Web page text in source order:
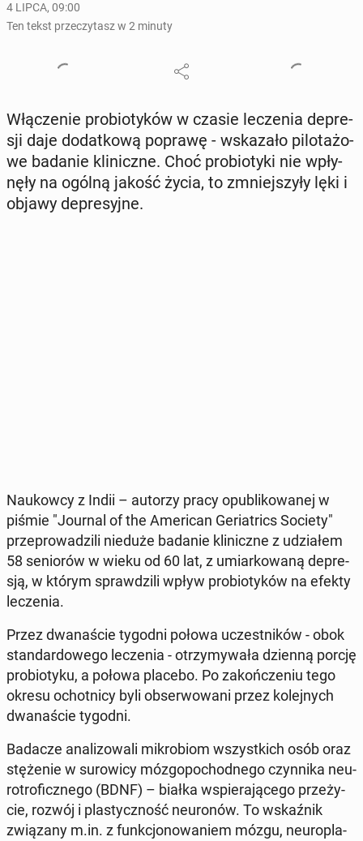
4 LIPCA, 09:00
Ten tekst przeczytasz w 2 minuty
Włą­cze­nie pro­bio­ty­ków w czasie le­cze­nia de­pre­
sji daje do­dat­ko­wą poprawę - wska­za­ło pi­lo­ta­żo­
we badanie kli­nicz­ne. Choć pro­bio­ty­ki nie wpły­
nę­ły na ogólną jakość życia, to zmniej­szy­ły lęki i
objawy de­pre­syj­ne.
Na­ukow­cy z Indii – autorzy pracy opu­bli­ko­wa­nej w
piśmie "Journal of the Ame­ri­can Ge­ria­trics Society"
prze­pro­wa­dzi­li nieduże badanie kli­nicz­ne z udzia­łem
58 se­nio­rów w wieku od 60 lat, z umiar­ko­wa­ną de­pre­
sją, w którym spraw­dzi­li wpływ pro­bio­ty­ków na efekty
le­cze­nia.
Przez dwa­na­ście tygodni połowa uczest­ni­ków - obok
stan­dar­do­we­go le­cze­nia - otrzy­my­wa­ła dzienną porcję
pro­bio­ty­ku, a połowa placebo. Po za­koń­cze­niu tego
okresu ochot­ni­cy byli ob­ser­wo­wa­ni przez ko­lej­nych
dwa­na­ście tygodni.
Badacze ana­li­zo­wa­li mi­kro­biom wszyst­kich osób oraz
stę­że­nie w su­ro­wi­cy mó­zgo­po­chod­ne­go czyn­ni­ka neu­
ro­tro­ficz­ne­go (BDNF) – białka wspie­ra­ją­ce­go prze­ży­
cie, rozwój i pla­stycz­ność neu­ro­nów. To wskaź­nik
zwią­za­ny m.in. z funk­cjo­no­wa­niem mózgu, neu­ro­pla­